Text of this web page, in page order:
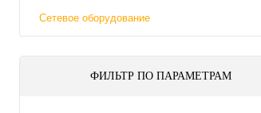
Сетевое оборудование
ФИЛЬТР ПО ПАРАМЕТРАМ